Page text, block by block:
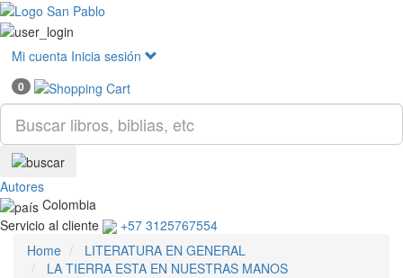
Mi cuenta Inicia sesión
0
Autores
Colombia
Servicio al cliente
+57 3125767554
Home
LITERATURA EN GENERAL
LA TIERRA ESTA EN NUESTRAS MANOS